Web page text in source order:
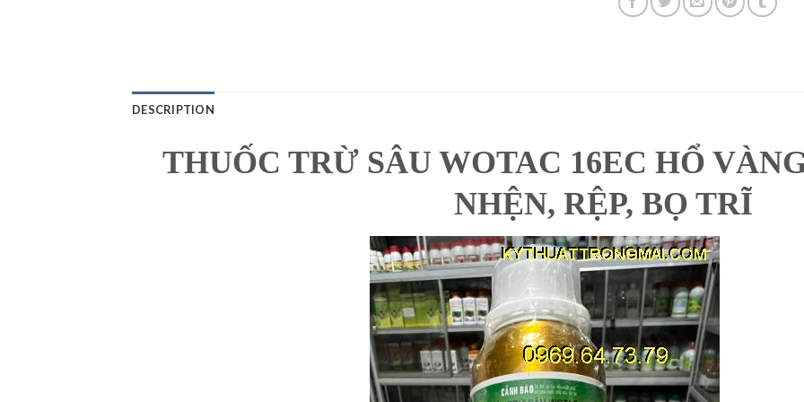
DESCRIPTION
THUỐC TRỪ SÂU WOTAC 16EC HỔ
NHỆN, RỆP, BỌ TRĨ